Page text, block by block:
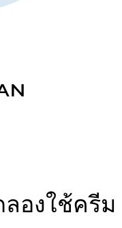
องใช้ครีม